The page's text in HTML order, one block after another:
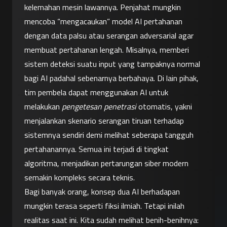
kelemahan mesin lawannya. Penjahat mungkin
mencoba “mengacaukan” model AI pertahanan
dengan data palsu atau serangan adversarial agar
membuat pertahanan lengah. Misalnya, memberi
sistem deteksi suatu input yang tampaknya normal
bagi AI padahal sebenarnya berbahaya. Di lain pihak,
tim pembela dapat menggunakan AI untuk
melakukan pengetesan penetrasi otomatis, yakni
menjalankan skenario serangan tiruan terhadap
sistemnya sendiri demi melihat seberapa tangguh
pertahanannya. Semua ini terjadi di tingkat
algoritma, menjadikan pertarungan siber modern
semakin kompleks secara teknis.
Bagi banyak orang, konsep dua AI berhadapan
mungkin terasa seperti fiksi ilmiah. Tetapi inilah
realitas saat ini. Kita sudah melihat benih-benihnya: